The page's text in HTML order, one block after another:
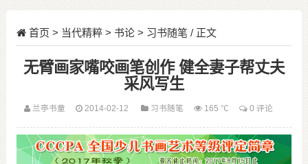
首页 > 当代精粹> 书论> 习书随笔 / 正文
无臂画家嘴咬画笔创作 健全妻子帮丈夫
采风写生
兰亭书童 2014-02-12 习书随笔 165 ℃ 0 评论